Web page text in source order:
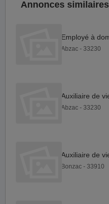
Annonces similaires
Abzac - 33230
Abzac - 33230
Bonzac - 33910